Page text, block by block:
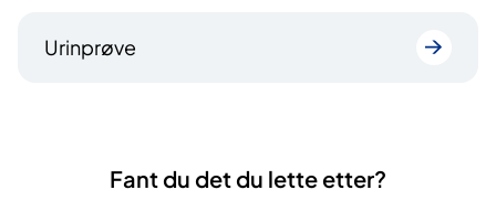
Urinprøve
Fant du det du lette etter?